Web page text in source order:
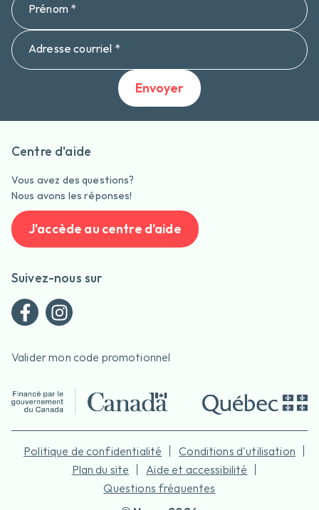
Prénom *
Adresse courriel *
Envoyer
Centre d'aide
Vous avez des questions?
Nous avons les réponses!
J'accède au centre d'aide
Suivez-nous sur
Valider mon code promotionnel
Politique de confidentialité
Conditions d'utilisation
Plan du site
Aide et accessibilité
Questions fréquentes